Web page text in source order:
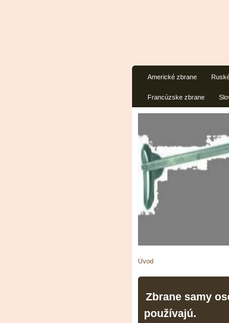
Americké zbrane
Francúzske zbrane
Úvod
Zbrane samy
používajú.